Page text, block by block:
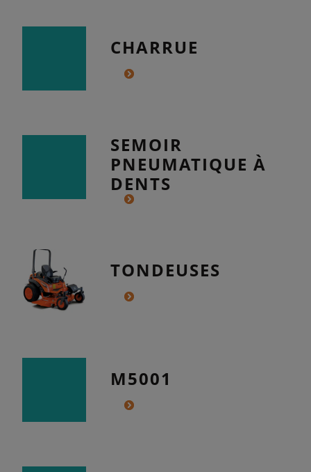
CHARRUE
SEMOIR
PNEUMATIQUE À
DENTS
TONDEUSES
M5001